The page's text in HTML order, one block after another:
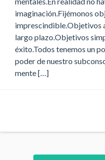
imaginación.Fijémonos
imprescindible.Objetivos
largo plazo.Objetivos
éxito.Todos tenemos un
poder de nuestro
mente […]